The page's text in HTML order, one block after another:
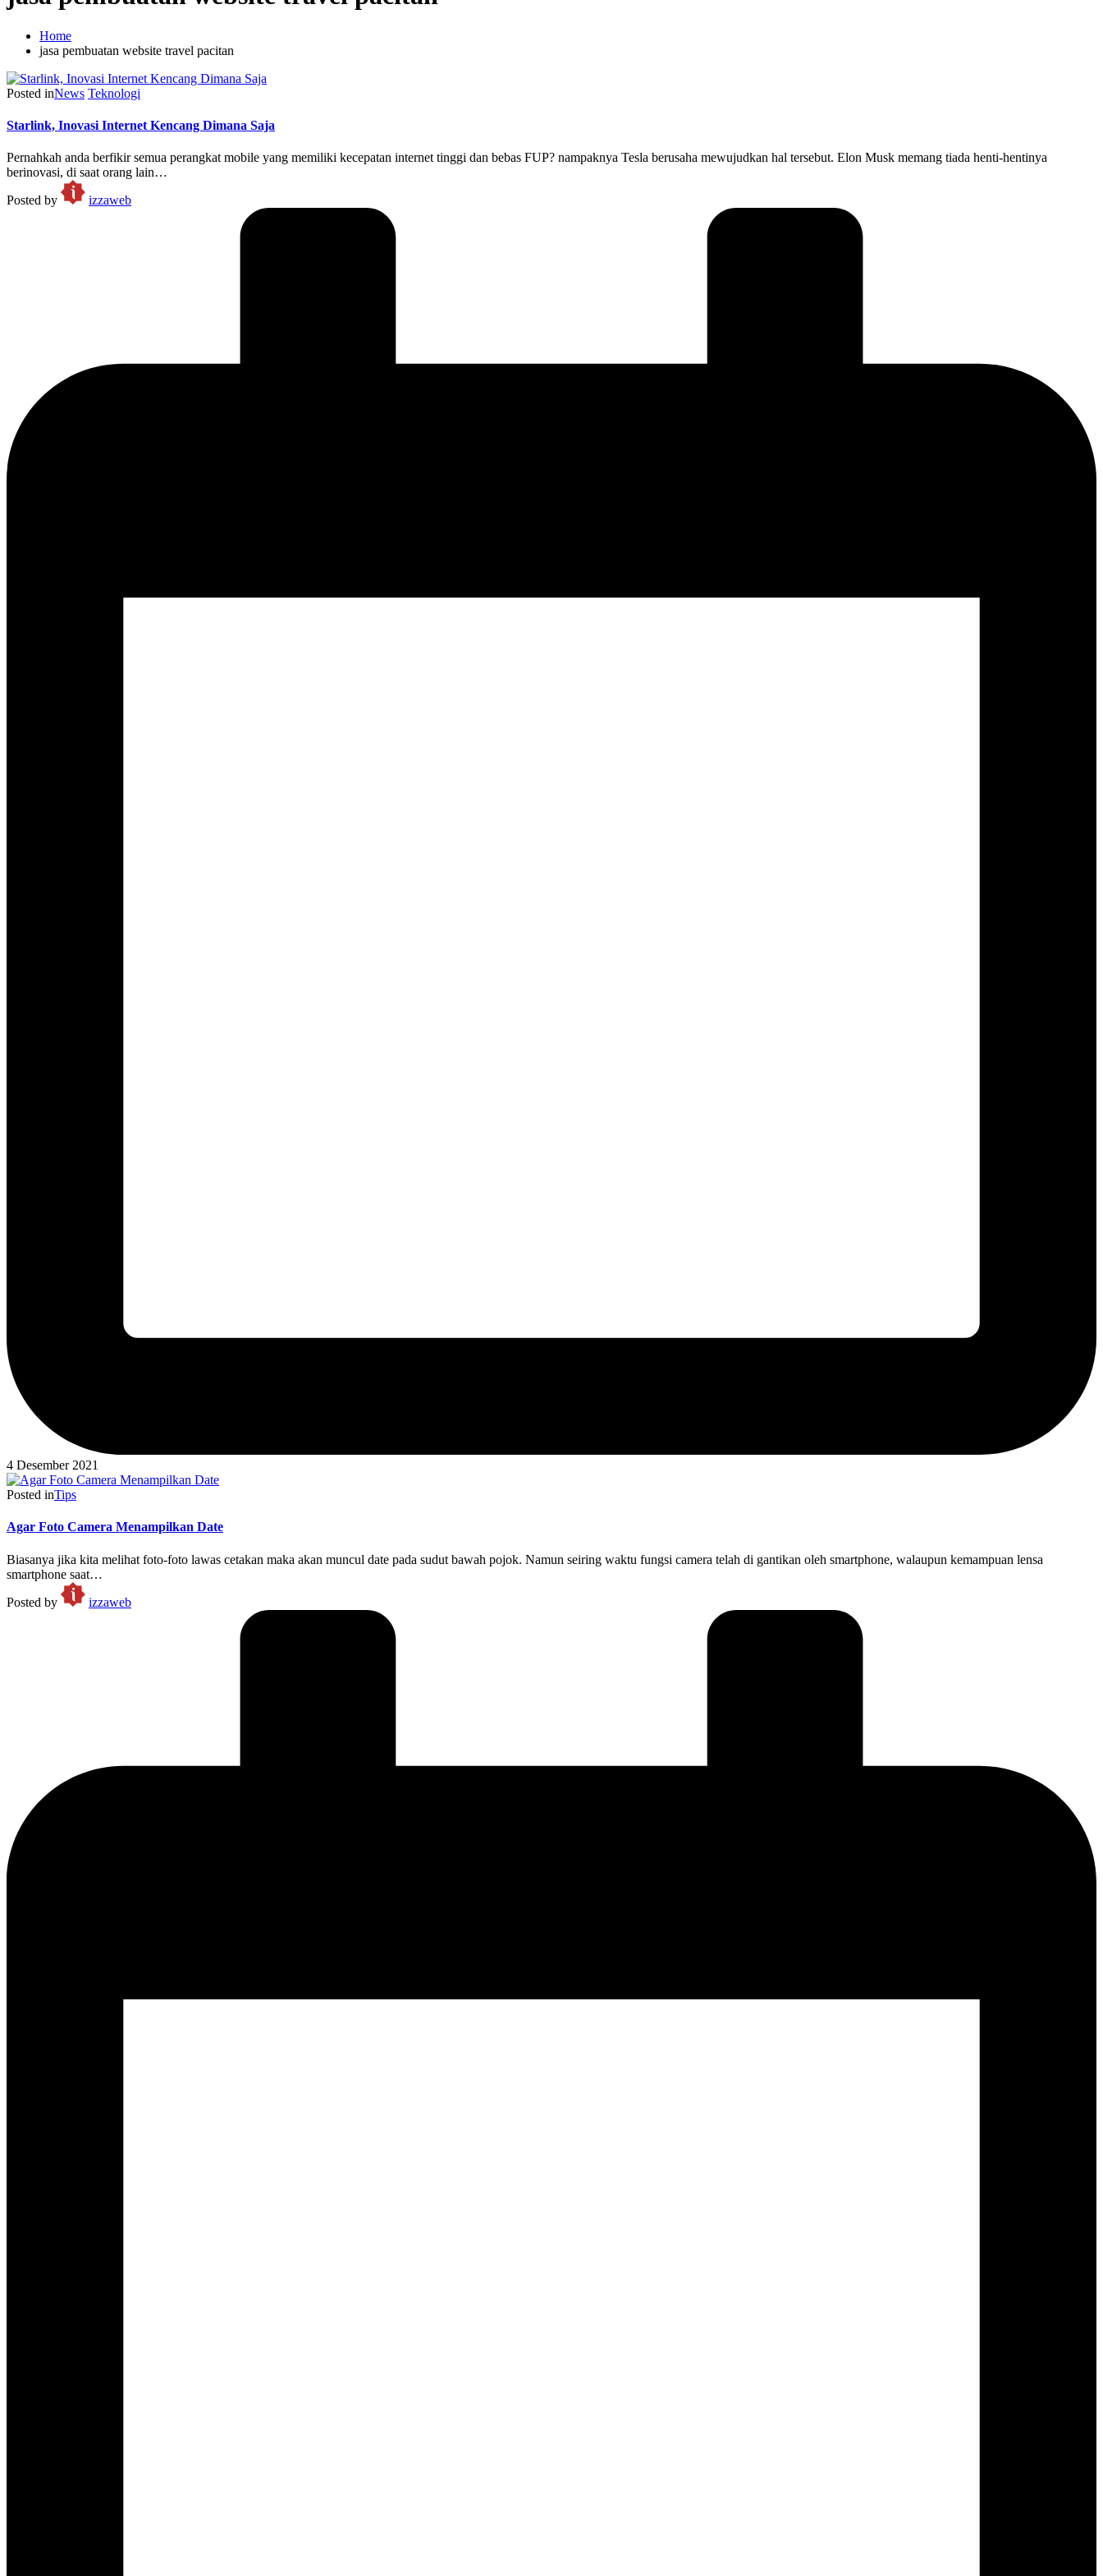
Home
jasa pembuatan website travel pacitan
Posted inNews Teknologi
Starlink, Inovasi Internet Kencang Dimana Saja
Pernahkah anda berfikir semua perangkat mobile yang memiliki kecepatan internet tinggi dan bebas FUP? nampaknya Tesla berusaha mewujudkan hal tersebut. Elon Musk memang tiada henti-hentinya
berinovasi, di saat orang lain…
Posted by
izzaweb
4 Desember 2021
Posted inTips
Agar Foto Camera Menampilkan Date
Biasanya jika kita melihat foto-foto lawas cetakan maka akan muncul date pada sudut bawah pojok. Namun seiring waktu fungsi camera telah di gantikan oleh smartphone, walaupun kemampuan lensa
smartphone saat…
Posted by
izzaweb